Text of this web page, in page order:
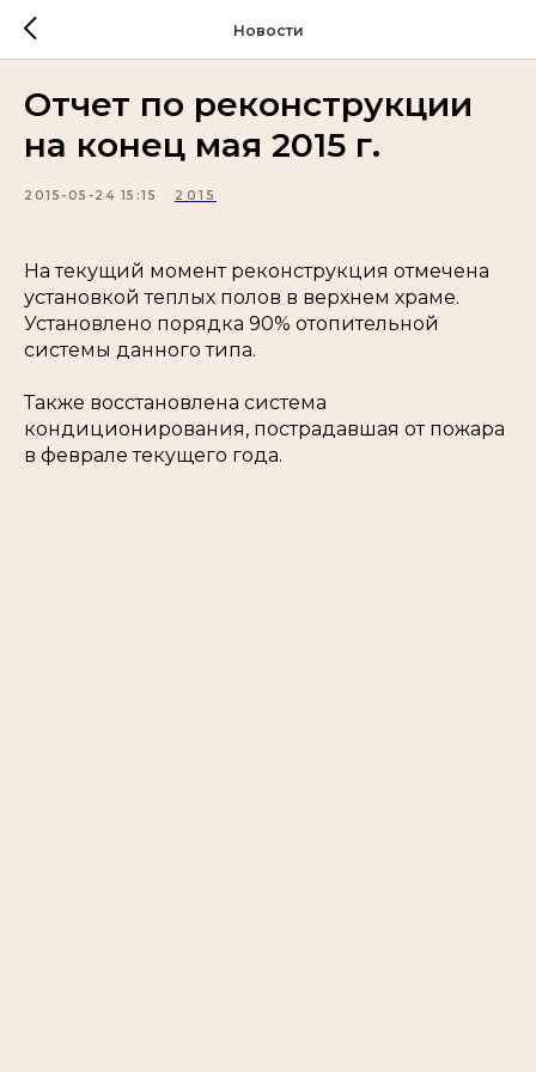
Новости
Отчет по реконструкции
на конец мая 2015 г.
2015-05-24 15:15 2015
На текущий момент реконструкция отмечена
установкой теплых полов в верхнем храме.
Установлено порядка 90% отопительной
системы данного типа.
Также восстановлена система
кондиционирования, пострадавшая от пожара
в феврале текущего года.